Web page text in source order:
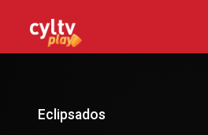
Eclipsados